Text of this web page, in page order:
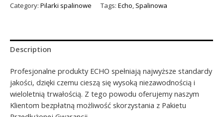
Category: Pilarki spalinowe Tags: Echo, Spalinowa
Description
Profesjonalne produkty ECHO spełniają najwyższe standardy
jakości, dzięki czemu cieszą się wysoką niezawodnością i
wieloletnią trwałością. Z tego powodu oferujemy naszym
Klientom bezpłatną możliwość skorzystania z Pakietu